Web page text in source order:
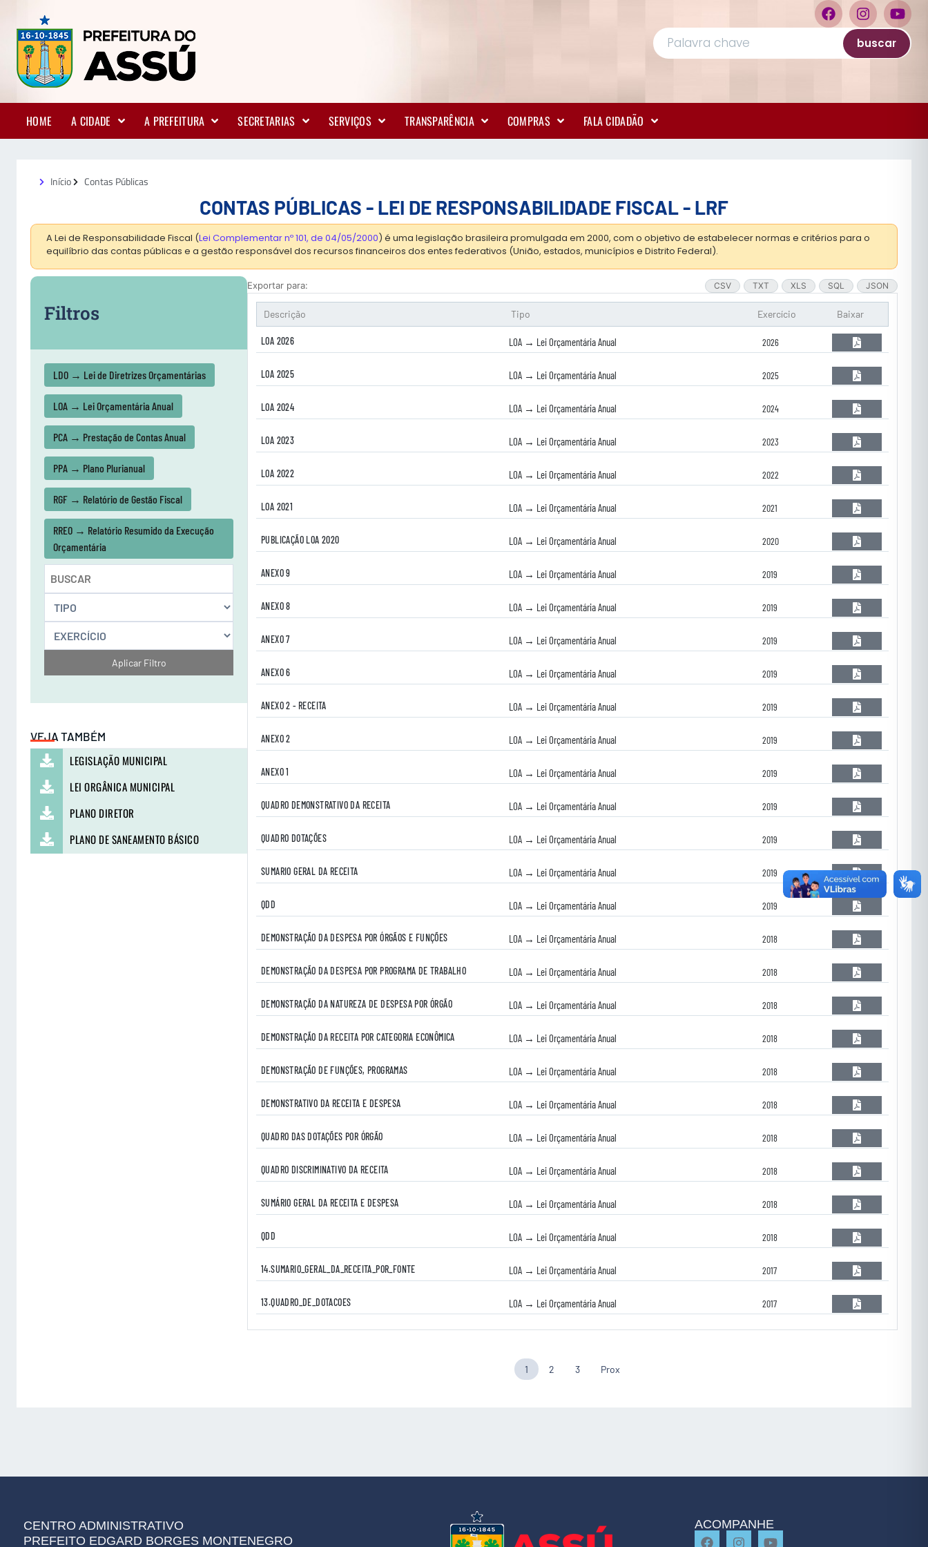
buscar
HOME A CIDADE A PREFEITURA SECRETARIAS SERVIÇOS TRANSPARÊNCIA COMPRAS FALA CIDADÃO
Início Contas Públicas
CONTAS PÚBLICAS - LEI DE RESPONSABILIDADE FISCAL - LRF
A Lei de Responsabilidade Fiscal (Lei Complementar nº 101, de 04/05/2000) é uma legislação brasileira promulgada em 2000, com o objetivo de estabelecer normas e critérios para o
equilíbrio das contas públicas e a gestão responsável dos recursos financeiros dos entes federativos (União, estados, municípios e Distrito Federal).
Filtros
LDO → Lei de Diretrizes Orçamentárias
LOA → Lei Orçamentária Anual
PCA → Prestação de Contas Anual
PPA → Plano Plurianual
RGF → Relatório de Gestão Fiscal
RREO → Relatório Resumido da Execução
Orçamentária
Aplicar Filtro
VEJA TAMBÉM
LEGISLAÇÃO MUNICIPAL
LEI ORGÂNICA MUNICIPAL
PLANO DIRETOR
PLANO DE SANEAMENTO BÁSICO
Exportar para: CSV TXT XLS SQL JSON
Descrição Tipo Exercício Baixar
LOA 2026 LOA → Lei Orçamentária Anual 2026
LOA 2025 LOA → Lei Orçamentária Anual 2025
LOA 2024 LOA → Lei Orçamentária Anual 2024
LOA 2023 LOA → Lei Orçamentária Anual 2023
LOA 2022 LOA → Lei Orçamentária Anual 2022
LOA 2021 LOA → Lei Orçamentária Anual 2021
PUBLICAÇÃO LOA 2020 LOA → Lei Orçamentária Anual 2020
ANEXO 9 LOA → Lei Orçamentária Anual 2019
ANEXO 8 LOA → Lei Orçamentária Anual 2019
ANEXO 7 LOA → Lei Orçamentária Anual 2019
ANEXO 6 LOA → Lei Orçamentária Anual 2019
ANEXO 2 - RECEITA LOA → Lei Orçamentária Anual 2019
ANEXO 2 LOA → Lei Orçamentária Anual 2019
ANEXO 1 LOA → Lei Orçamentária Anual 2019
QUADRO DEMONSTRATIVO DA RECEITA LOA → Lei Orçamentária Anual 2019
QUADRO DOTAÇÕES LOA → Lei Orçamentária Anual 2019
SUMARIO GERAL DA RECEITA LOA → Lei Orçamentária Anual 2019
QDD LOA → Lei Orçamentária Anual 2019
DEMONSTRAÇÃO DA DESPESA POR ÓRGÃOS E FUNÇÕES LOA → Lei Orçamentária Anual 2018
DEMONSTRAÇÃO DA DESPESA POR PROGRAMA DE TRABALHO LOA → Lei Orçamentária Anual 2018
DEMONSTRAÇÃO DA NATUREZA DE DESPESA POR ÓRGÃO LOA → Lei Orçamentária Anual 2018
DEMONSTRAÇÃO DA RECEITA POR CATEGORIA ECONÔMICA LOA → Lei Orçamentária Anual 2018
DEMONSTRAÇÃO DE FUNÇÕES, PROGRAMAS LOA → Lei Orçamentária Anual 2018
DEMONSTRATIVO DA RECEITA E DESPESA LOA → Lei Orçamentária Anual 2018
QUADRO DAS DOTAÇÕES POR ÓRGÃO LOA → Lei Orçamentária Anual 2018
QUADRO DISCRIMINATIVO DA RECEITA LOA → Lei Orçamentária Anual 2018
SUMÁRIO GERAL DA RECEITA E DESPESA LOA → Lei Orçamentária Anual 2018
QDD LOA → Lei Orçamentária Anual 2018
14.SUMARIO_GERAL_DA_RECEITA_POR_FONTE LOA → Lei Orçamentária Anual 2017
13.QUADRO_DE_DOTACOES LOA → Lei Orçamentária Anual 2017
1 2 3 Prox
CENTRO ADMINISTRATIVO
PREFEITO EDGARD BORGES MONTENEGRO
ACOMPANHE